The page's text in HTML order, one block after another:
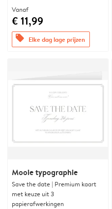
Vanaf
€ 11,99
offers Elke dag lage prijzen
Mooie typographie
Save the date | Premium kaart
met keuze uit 3
papierafwerkingen